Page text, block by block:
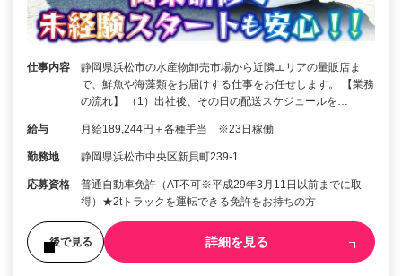
仕事内容
静岡県浜松市の水産物卸売市場から近隣エリアの量販店ま
で、鮮魚や海藻類をお届けする仕事をお任せします。 【業務
の流れ】 （1）出社後、その日の配送スケジュールを…
給与 月給189,244円＋各種手当 ※23日稼働
勤務地 静岡県浜松市中央区新貝町239-1
応募資格
普通自動車免許（AT不可※平成29年3月11日以前までに取
得）★2tトラックを運転できる免許をお持ちの方
後で見る 詳細を見る